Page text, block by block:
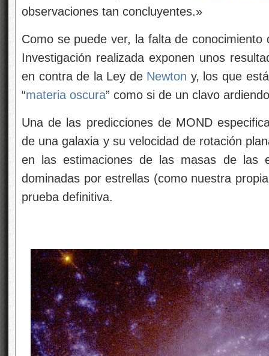
observaciones tan concluyentes.»
Como se puede ver, la falta de
Investigación realizada exponen unos
en contra de la Ley de Newton y, los que
“materia oscura” como si de un clavo
Una de las predicciones de MOND
de una galaxia y su velocidad de rotación
en las estimaciones de las masas de las
dominadas por estrellas (como nuestra
prueba definitiva.